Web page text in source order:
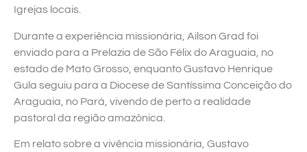
Igrejas locais.
Durante a experiência missionária, Ailson Grad foi
enviado para a Prelazia de São Félix do Araguaia, no
estado de Mato Grosso, enquanto Gustavo Henrique
Gula seguiu para a Diocese de Santíssima Conceição do
Araguaia, no Pará, vivendo de perto a realidade
pastoral da região amazônica.
Em relato sobre a vivência missionária, Gustavo